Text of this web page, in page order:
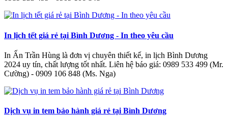
In lịch tết giá rẻ tại Bình Dương - In theo yêu cầu
In Ấn Trần Hùng là đơn vị chuyên thiết kế, in lịch Bình Dương
2024 uy tín, chất lượng tốt nhất. Liên hệ báo giá: 0989 533 499 (Mr.
Cường) - 0909 106 848 (Ms. Nga)
Dịch vụ in tem bảo hành giá rẻ tại Bình Dương